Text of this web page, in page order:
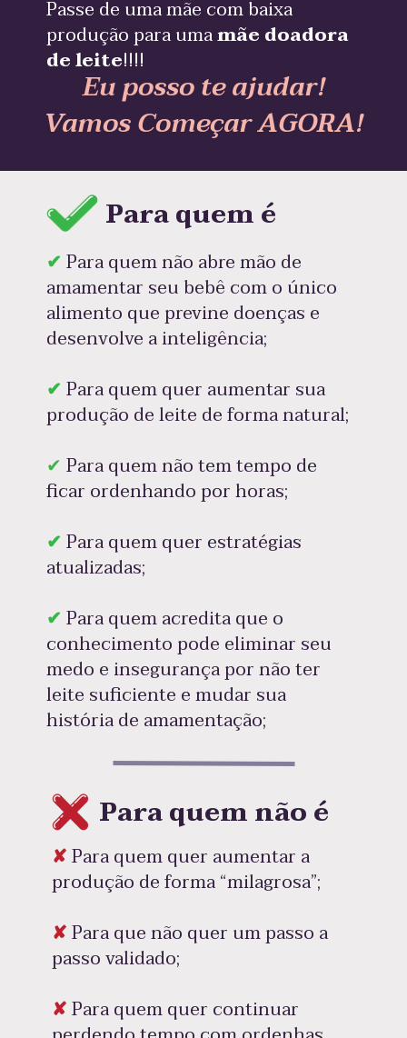
Passe de uma mãe com baixa
produção para uma mãe doadora
de leite!!!!
Eu posso te ajudar!
Vamos Começar AGORA!
Para quem não é
Para quem é
✘ Para quem quer aumentar a
produção de forma “milagrosa”;
✘ Para que não quer um passo a
passo validado;
✘ Para quem quer continuar
✔ Para quem não abre mão de
amamentar seu bebê com o único
alimento que previne doenças e
desenvolve a inteligência;⁠
✔ Para quem quer aumentar sua
produção de leite de forma natural;
✔ Para quem não tem tempo de
ficar ordenhando por horas;⁠
✔ Para quem quer estratégias
atualizadas;
✔ Para quem acredita que o
conhecimento pode eliminar seu
medo e insegurança por não ter
leite suficiente e mudar sua
história de amamentação;